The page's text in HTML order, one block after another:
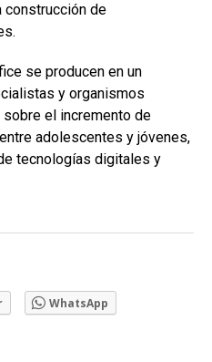
construcción de
se producen en un
y organismos
sobre el incremento de
adolescentes y jóvenes,
tecnologías digitales y
WhatsApp